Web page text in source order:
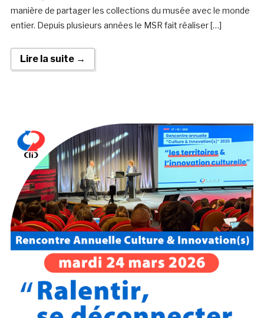
manière de partager les collections du musée avec le monde
entier. Depuis plusieurs années le MSR fait réaliser […]
Lire la suite →